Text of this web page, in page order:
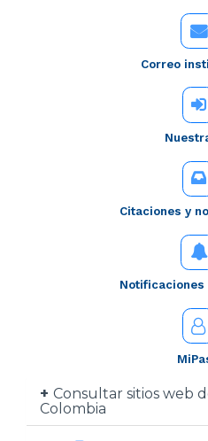
Correo
Citaciones y
Notificaciones
Consultar sitios web
Colombia